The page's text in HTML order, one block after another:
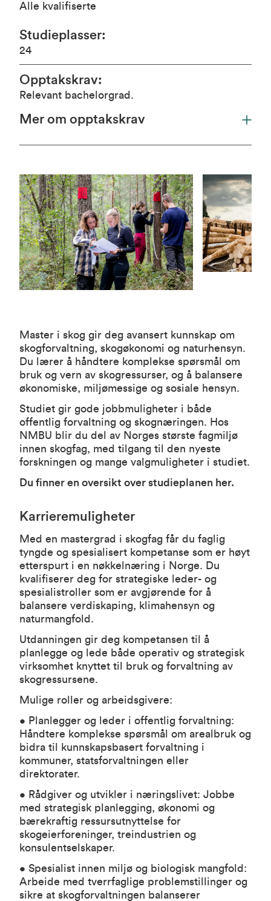
Alle kvalifiserte
Studieplasser:
24
Opptakskrav:
Relevant bachelorgrad.
Mer om opptakskrav
Master i skog gir deg avansert kunnskap om
skogforvaltning, skogøkonomi og naturhensyn.
Du lærer å håndtere komplekse spørsmål om
bruk og vern av skogressurser, og å balansere
økonomiske, miljømessige og sosiale hensyn.
Studiet gir gode jobbmuligheter i både
offentlig forvaltning og skognæringen. Hos
NMBU blir du del av Norges største fagmiljø
innen skogfag, med tilgang til den nyeste
forskningen og mange valgmuligheter i studiet.
Du finner en oversikt over studieplanen her.
Karrieremuligheter
Med en mastergrad i skogfag får du faglig
tyngde og spesialisert kompetanse som er høyt
etterspurt i en nøkkelnæring i Norge. Du
kvalifiserer deg for strategiske leder- og
spesialistroller som er avgjørende for å
balansere verdiskaping, klimahensyn og
naturmangfold.
Utdanningen gir deg kompetansen til å
planlegge og lede både operativ og strategisk
virksomhet knyttet til bruk og forvaltning av
skogressursene.
Mulige roller og arbeidsgivere:
• Planlegger og leder i offentlig forvaltning:
Håndtere komplekse spørsmål om arealbruk og
bidra til kunnskapsbasert forvaltning i
kommuner, statsforvaltningen eller
direktorater.
• Rådgiver og utvikler i næringslivet: Jobbe
med strategisk planlegging, økonomi og
bærekraftig ressursutnyttelse for
skogeierforeninger, treindustrien og
konsulentselskaper.
• Spesialist innen miljø og biologisk mangfold:
Arbeide med tverrfaglige problemstillinger og
sikre at skogforvaltningen balanserer